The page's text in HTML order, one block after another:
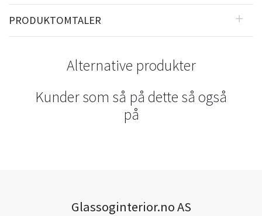
PRODUKTOMTALER
Alternative produkter
Kunder som så på dette så også
på
Glassoginterior.no AS